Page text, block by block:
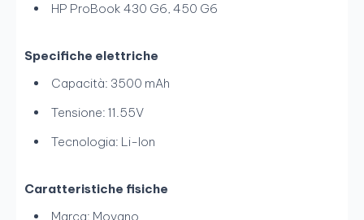
HP ProBook 430 G6, 450 G6
Specifiche elettriche
Capacità: 3500 mAh
Tensione: 11.55V
Tecnologia: Li-Ion
Caratteristiche fisiche
Marca: Movano